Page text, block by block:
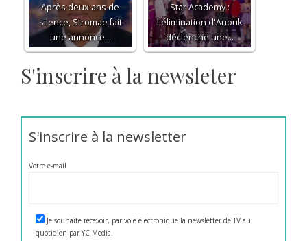
Après deux ans de
silence, Stromae fait
une annonce…
Star Academy :
l'élimination d'Anouk
déclenche une…
S'inscrire à la newsleter
S'inscrire à la newsletter
Votre e-mail
Je souhaite recevoir, par voie électronique la newsletter de TV au
quotidien par YC Media.